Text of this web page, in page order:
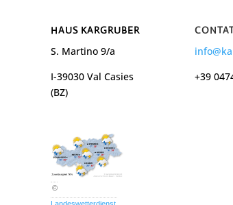
HAUS KARGRUBER
S. Martino 9/a
I-39030 Val Casies
(BZ)
+39
©